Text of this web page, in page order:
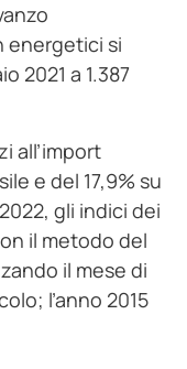
energetici si
2021 a 1.387
all’import
e del 17,9% su
gli indici dei
il metodo del
il mese di
l’anno 2015